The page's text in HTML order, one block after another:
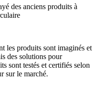
des anciens produits à
les produits sont imaginés et
des solutions pour
sont testés et certifiés selon
sur le marché.